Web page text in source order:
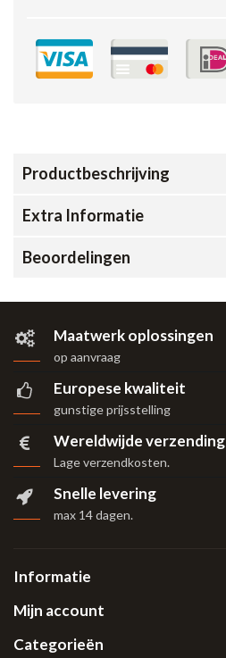
Productbeschrijving
Extra Informatie
Beoordelingen
Maatwerk oplossingen
op aanvraag
Europese kwaliteit
gunstige prijsstelling
Wereldwijde verzending
Lage verzendkosten.
Snelle levering
max 14 dagen.
Informatie
Mijn account
Categorieën